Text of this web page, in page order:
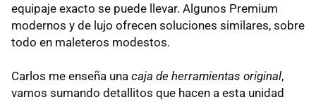
equipaje exacto se puede llevar. Algunos Premium
modernos y de lujo ofrecen soluciones similares, sobre
todo en maleteros modestos.
Carlos me enseña una caja de herramientas original,
vamos sumando detallitos que hacen a esta unidad